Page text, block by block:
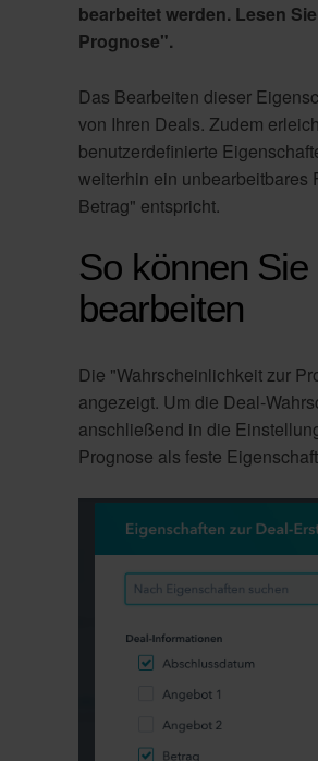
bearbeitet werden. Lesen
Prognose".
Das Bearbeiten dieser
von Ihren Deals. Zudem
benutzerdefinierte
weiterhin ein unbearbeitbares
Betrag" entspricht.
So können
bearbeiten
Die "Wahrscheinlichkeit zur
angezeigt. Um die Deal-
anschließend in die
Prognose als feste